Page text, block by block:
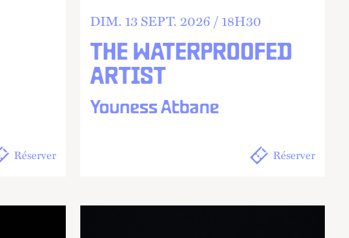
Réserver
THE WATERPROOFED
ARTIST
Youness Atbane
DIM. 13 SEPT. 2026 /18H30
Réserver